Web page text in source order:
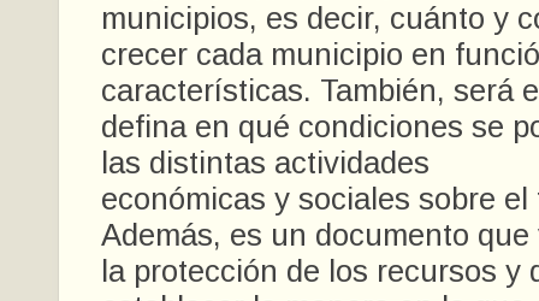
municipios, es decir, cuánto y
crecer cada municipio en
características. También, será
defina en qué condiciones se
las distintas actividades
económicas y sociales sobre
Además, es un documento
la protección de los recursos y